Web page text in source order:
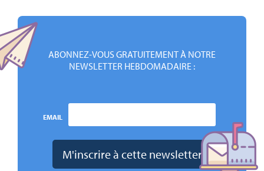
ABONNEZ-VOUS GRATUITEMENT À NOTRE
NEWSLETTER HEBDOMADAIRE :
EMAIL